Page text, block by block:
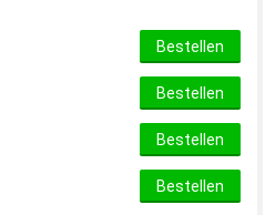
Bestellen
Bestellen
Bestellen
Bestellen